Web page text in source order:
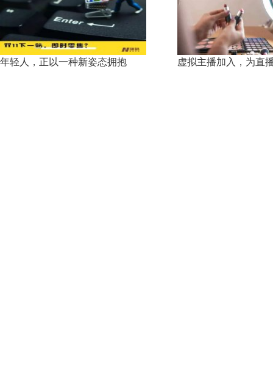
年轻人，正以一种新姿态拥抱 虚拟主播加入，为直